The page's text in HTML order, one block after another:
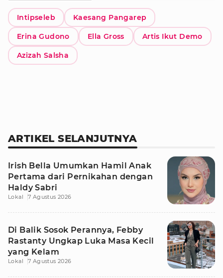
Intipseleb Kaesang Pangarep
Erina Gudono Ella Gross Artis Ikut Demo
Azizah Salsha
ARTIKEL SELANJUTNYA
Irish Bella Umumkan Hamil Anak
Pertama dari Pernikahan dengan
Haldy Sabri
Lokal 7 Agustus 2026
Di Balik Sosok Perannya, Febby
Rastanty Ungkap Luka Masa Kecil
yang Kelam
Lokal 7 Agustus 2026